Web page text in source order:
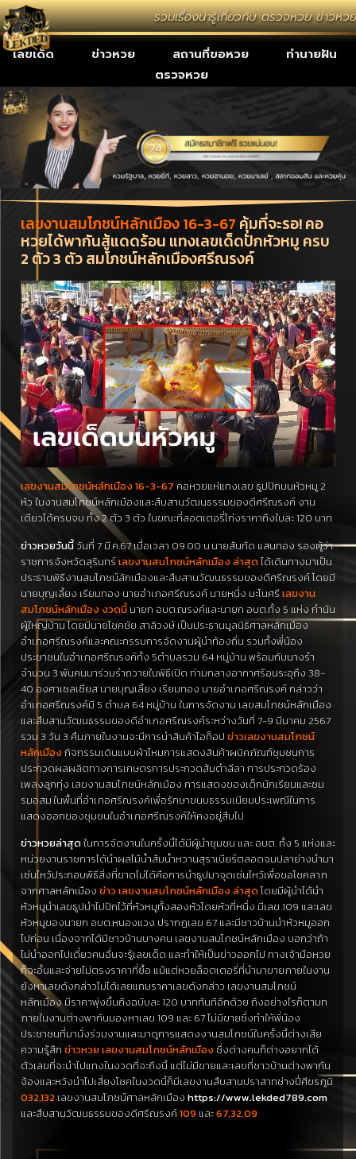
รวมเรื่องน่ารู้เกี่ยวกับ ตรวจหวย ข่าวหว
เลขเด็ด ข่าวหวย สถานที่ขอหวย
ทำนายฝัน
ตรวจหวย
เลขงานสมโภชน์หลักเมือง 16-3-67 คุ้มที่จะรอ! คอ
หวยได้พากันสู้แดดร้อน แทงเลขเด็ดปักหัวหมู ครบ
2 ตัว 3 ตัว สมโภชน์หลักเมืองศรีณรงค์
เลขงานสมโภชน์หลักเมือง 16-3-67 คอหวยแห่แทงเลข ธูปปักบนหัวหมู 2
หัว ในงานสมโภชน์หลักเมืองและสืบสานวัฒนธรรมของดีศรีณรงค์ งาน
เดียวได้ครบจบ ทั้ง 2 ตัว 3 ตัว ในขณะที่ลอตเตอรี่โก่งราคาถึงใบละ 120 บาท
ข่าวหวยวันนี้ วันที่ 7 มี.ค.67 เมื่อเวลา 09.00 น.นายสันทัด แสนทอง รองผู้ว่า
ราชการจังหวัดสุรินทร์เลขงานสมโภชน์หลักเมือง ล่าสุดได้เดินทางมาเป็น
ประธานพิธีงานสมโภชน์ลักเมืองและสืบสานวัฒนธรรมของดีศรีณรงค์ โดยมี
นายบุญเลี้ยง เรียมทอง นายอำเภอศรีณรงค์ นายหนึ่ง มะโนศรี เลขงาน
สมโภชน์หลักเมือง งวดนี้ นายก อบต.ณรงค์และนายก อบต.ทั้ง 5 แห่ง กำนัน
ผู้ใหญ่บ้าน โดยมีนายโชคชัย สาลิวงษ์ เป็นประธานมูลนิธิศาลหลักเมือง
อำเภอศรีณรงค์และคณะกรรมการจัดงานผู้นำท้องถิ่น รวมทั้งพี่น้อง
ประชาชนในอำเภอศรีณรงค์ทั้ง 5ตำบลรวม 64 หมู่บ้าน พร้อมกับนางรำ
จำนวน 3 พันคนมาร่วมรำถวายในพิธีเปิด ท่ามกลางอากาศร้อนระอุถึง 38-
40 องศาเซลเซียส นายบุญเลี้ยง เรียมทอง นายอำเภอศรีณรงค์ กล่าวว่า
อำเภอศรีณรงค์มี 5 ตำบล 64 หมู่บ้าน ในการจัดงาน เลขสมโภชน์หลักเมือง
และสืบสานวัฒนธรรมของดีอำเภอศรีณรงค์ระหว่างวันที่ 7-9 มีนาคม 2567
รวม 3 วัน 3 คืนภายในงานจะมีการนำสินค้าโอท็อป ข่าวเลขงานสมโภชน์
หลักเมือง กิจกรรมเดินแบบผ้าไหมการแสดงสินค้าผบิคภัณฑ์ชุมชนการ
ประกวดผลผลิตทางการเกษตรการประกวดส้มตำลีลา การประกวดร้อง
เพลงลูกทุ่ง เลขงานสมโภชน์หลักเมือง การแสดงของเด็กนักเรียนและชม
รมอสม.ในพื้นที่อำเภอศรีณรงค์เพื่อรักษาขนบธรรมเนียมประเพณีในการ
แสดงออกของชุมชนในอำเภอศรีณรงค์ให้คงอยู่สืบไป
ข่าวหวยล่าสุดในการจัดงานในครั้งนี้ได้มีผู้นำชุมชน และ อบต. ทั้ง 5 แห่งและ
หน่วยงานราชการได้นำผลไม้น้ำส้มน้ำหวานสุราเบียร์ตลอดจนปลาย่างนำมา
เซ่นไหว้ประกอบพิธีสิ่งที่ขาดไม่ได้คือการนำธูปมาจุดเซ่นไหว้เพื่อขอโชคลาภ
จากศาลหลักเมือง ข่าว เลขงานสมโภชน์หลักเมือง ล่าสุดโดยมีผู้นำได้นำ
หัวหมูนำเลขธูปนำไปปักไว้ที่หัวหมูทั้งสองหัวโดยหัวที่หนึ่ง มีเลข 109 และเลข
หัวหมูของนายก อบต.หนองแวง ปรากฏเลข 67 และมีชาวบ้านนำหัวหมูออก
ไปก่อน เนื่องจากได้มีชาวบ้านบางคน เลขงานสมโภชน์หลักเมือง บอกว่าถ้า
ไม่นำออกไปเดี๋ยวคนอื่นจะรู้เลขเด็ด และทำให้เป็นข่าวออกไป ทางเจ้ามือหวย
ก็จะอั้นและจ่ายไม่ตรงราคาที่ซื้อ แม้แต่หวยล็อตเตอรี่ที่นำมาขายภายในงาน
ยังหาเลขดังกล่าวไม่ได้เลยแถมราคาเลขดังกล่าว เลขงานสมโภชน์
หลักเมือง มีราคาพุ่งขึ้นถึงฉบับละ 120 บาททันทีอีกด้วย ถึงอย่างไรก็ตามท
ภายในงานต่างพากันมองหาเลข 109 และ 67 ไม่มีขายซึ่งทำให้พี่น้อง
ประชาชนที่มานั่งร่วมงานและมาดูการแสดงงานสมโภชน์ในครั้งนี้ต่างเสีย
ความรู้สึก ข่าวหวย เลขงานสมโภชน์หลักเมือง ซึ่งต่างคนก็ต่างอยากได้
ตัวเลขที่จะนำไปแทงในงวดที่จะถึงนี้ แต่ไม่มีขายและเลขที่ชาวบ้านต่างพากัน
จ้องและหวังนำไปเสี่ยงโชคในงวดนี้ก็มีเลขงานสืบสานปราสาทช่างปี่ศีขรภูมิ
032,132 เลขงานสมโภชน์ศาลหลักเมือง https://www.lekded789.com
และสืบสานวัฒนธรรมของดีศรีณรงค์109 และ67,32,09